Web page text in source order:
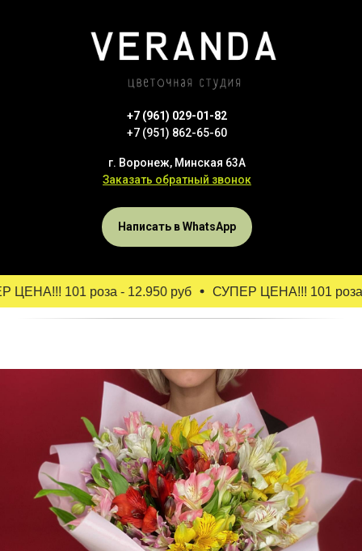
+7 (961) 029-01-82
+7 (951) 862-65-60
г. Воронеж, Минская 63А
Заказать обратный звонок
Написать в WhatsApp
101 роза - 12.950 руб СУПЕР ЦЕНА!!! 101 роза -